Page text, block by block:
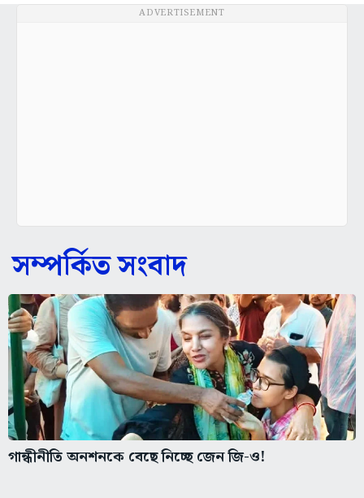
ADVERTISEMENT
সম্পর্কিত সংবাদ
গান্ধীনীতি অনশনকে বেছে নিচ্ছে জেন জি-ও!